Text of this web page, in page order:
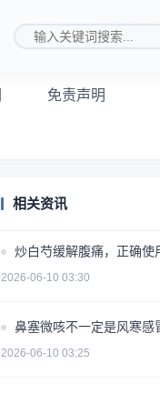
搜索关键词
免责声明
相关资讯
炒白芍缓解腹痛，正确使
2026-06-10 03:30
鼻塞微咳不一定是风寒感
2026-06-10 03:25